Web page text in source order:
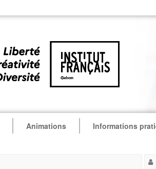
Animations Informations